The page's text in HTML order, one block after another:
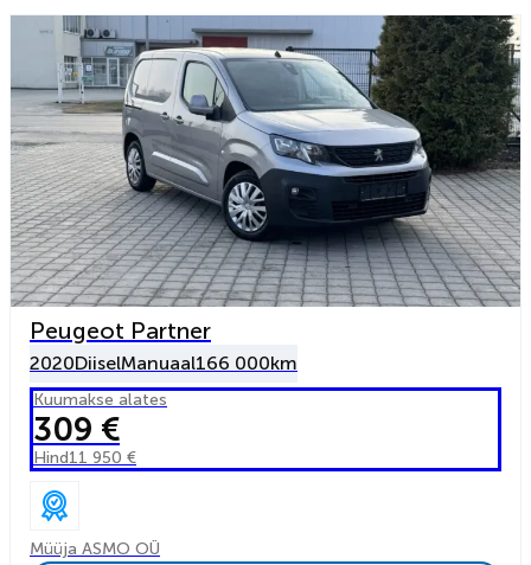
Peugeot Partner
2020DiiselManuaal166 000km
Kuumakse alates
309 €
Hind11 950 €
Müüja ASMO OÜ